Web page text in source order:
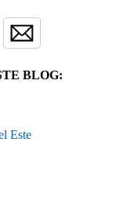
BLOG:
Este